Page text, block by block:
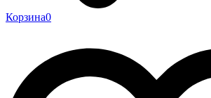
Корзина0